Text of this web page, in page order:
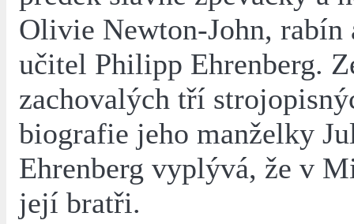
Olivie Newton-John, rabín
učitel Philipp Ehrenberg.
zachovalých tří
biografie jeho manželky
Ehrenberg vyplývá, že v
její bratři.